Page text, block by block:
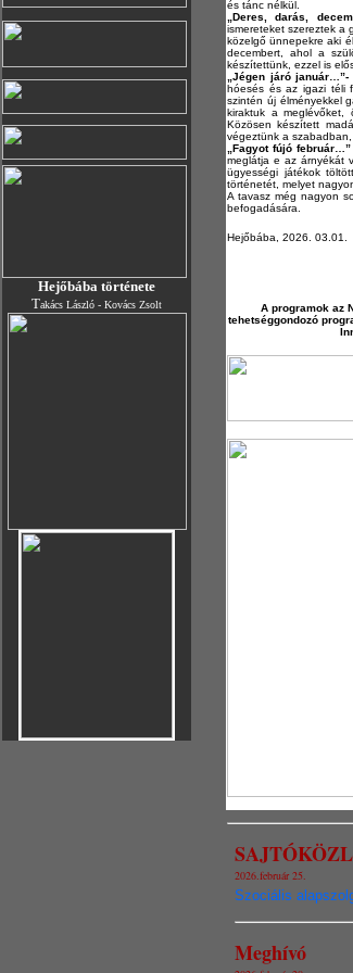
Hejőbába története
Takács László - Kovács Zsolt
és tánc nélkül.
„Deres, darás,
ismereteket szereztek a
közelgő ünnepekre aki
decembert, ahol a
készítettünk, ezzel is
„Jégen járó január…”-
hóesés és az igazi téli
szintén új élményekkel
kiraktuk a meglévőket,
Közösen készített
végeztünk a
„Fagyot fújó február…”
meglátja e az árnyékát
ügyességi játékok
történetét, melyet
A tavasz még nagyon
befogadására.
Hejőbába, 2026. 03.01.
A programok az
tehetséggondozó
2026.február 25.
Szociális
Meghívó